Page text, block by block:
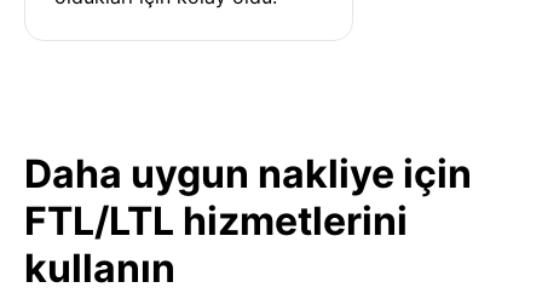
Daha uygun nakliye için
FTL/LTL hizmetlerini
kullanın